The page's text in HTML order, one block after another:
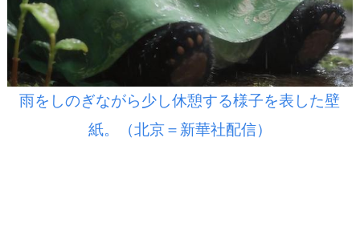
雨をしのぎながら少し休憩する様子を表した壁
紙。（北京＝新華社配信）